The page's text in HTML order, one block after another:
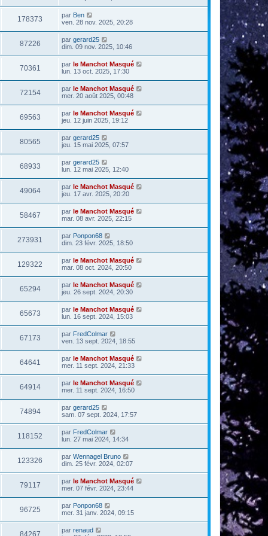
178373 par Ben
ven. 28 nov. 2025, 20:28
87226 par gerard25
dim. 09 nov. 2025, 10:46
70361 par le Manchot Masqué
lun. 13 oct. 2025, 17:30
72154 par le Manchot Masqué
mer. 20 août 2025, 00:48
69563 par le Manchot Masqué
jeu. 12 juin 2025, 19:12
80565 par gerard25
jeu. 15 mai 2025, 07:57
68933 par gerard25
lun. 12 mai 2025, 12:40
49064 par le Manchot Masqué
jeu. 17 avr. 2025, 20:20
58467 par le Manchot Masqué
mar. 08 avr. 2025, 22:15
273931 par Ponpon68
dim. 23 févr. 2025, 18:50
129322 par le Manchot Masqué
mar. 08 oct. 2024, 20:50
65294 par le Manchot Masqué
jeu. 26 sept. 2024, 20:30
65673 par le Manchot Masqué
lun. 16 sept. 2024, 15:03
67173 par FredColmar
ven. 13 sept. 2024, 18:55
64641 par le Manchot Masqué
mer. 11 sept. 2024, 21:33
64914 par le Manchot Masqué
mer. 11 sept. 2024, 16:50
74894 par gerard25
sam. 07 sept. 2024, 17:57
118152 par FredColmar
lun. 27 mai 2024, 14:34
123326 par Wennagel Bruno
dim. 25 févr. 2024, 02:07
79117 par le Manchot Masqué
mer. 07 févr. 2024, 23:44
96725 par Ponpon68
mer. 31 janv. 2024, 09:15
84267 par renaud